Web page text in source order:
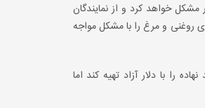
خواهد کرد و از نمایندگان
روغنی و مرغ را با مشکل مواجه
را با دلار آزاد تهیه کند اما